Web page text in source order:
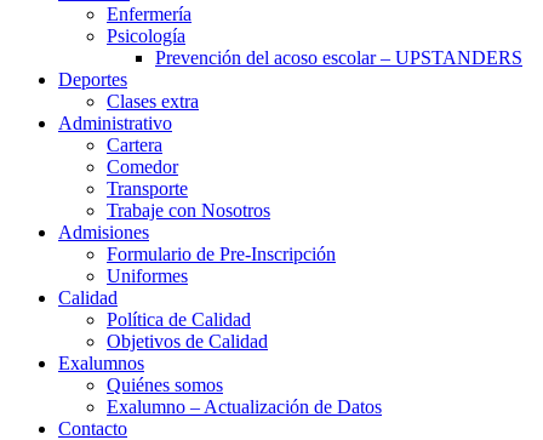
Enfermería
Psicología
Prevención del acoso escolar – UPSTANDERS
Deportes
Clases extra
Administrativo
Cartera
Comedor
Transporte
Trabaje con Nosotros
Admisiones
Formulario de Pre-Inscripción
Uniformes
Calidad
Política de Calidad
Objetivos de Calidad
Exalumnos
Quiénes somos
Exalumno – Actualización de Datos
Contacto